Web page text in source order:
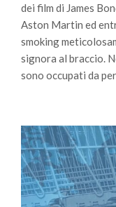
dei film di James
Aston Martin ed
smoking
signora al braccio.
sono occupati da